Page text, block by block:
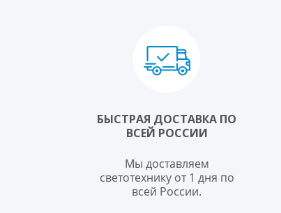
БЫСТРАЯ ДОСТАВКА ПО
ВСЕЙ РОССИИ
Мы доставляем
светотехнику от 1 дня по
всей России.